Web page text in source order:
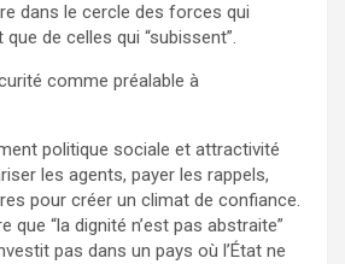
dans le cercle des forces qui
de celles qui “subissent”.
comme préalable à
politique sociale et attractivité
les agents, payer les rappels,
pour créer un climat de confiance.
que “la dignité n’est pas abstraite”
pas dans un pays où l’État ne